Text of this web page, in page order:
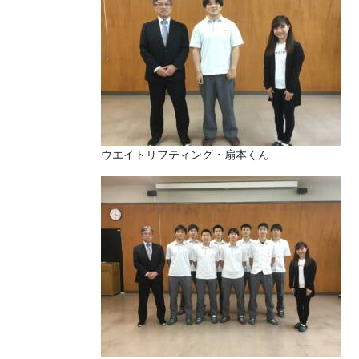
ウエイトリフティング・扇本くん